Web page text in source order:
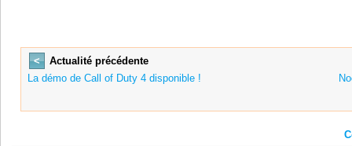
<
Actualité précédente
La démo de Call of Duty 4 disponible !